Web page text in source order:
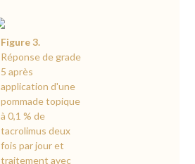
Figure 3.
Réponse de grade
5 après
application d'une
pommade topique
à 0,1 % de
tacrolimus deux
fois par jour et
traitement avec